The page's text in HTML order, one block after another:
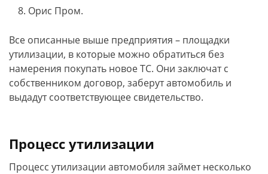
Орис Пром.
Все описанные выше предприятия – площадки
утилизации, в которые можно обратиться без
намерения покупать новое ТС. Они заключат с
собственником договор, заберут автомобиль и
выдадут соответствующее свидетельство.
Процесс утилизации
Процесс утилизации автомобиля займет несколько